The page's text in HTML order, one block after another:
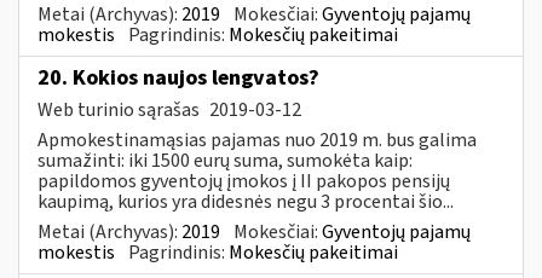
Metai (Archyvas): 2019 Mokesčiai:Gyventojų pajamų
mokestis Pagrindinis: Mokesčių pakeitimai
20. Kokios naujos lengvatos?
Web turinio sąrašas 2019-03-12
Apmokestinamąsias pajamas nuo 2019 m. bus galima
sumažinti: iki 1500 eurų suma, sumokėta kaip:
papildomos gyventojų įmokos į II pakopos pensijų
kaupimą, kurios yra didesnės negu 3 procentai šio...
Metai (Archyvas): 2019 Mokesčiai:Gyventojų pajamų
mokestis Pagrindinis: Mokesčių pakeitimai